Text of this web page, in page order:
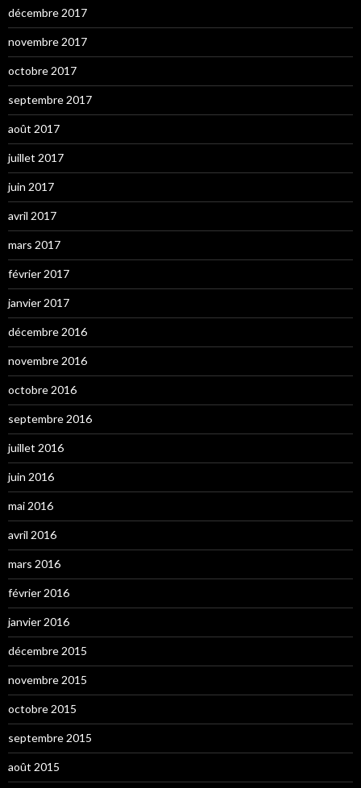
décembre 2017
novembre 2017
octobre 2017
septembre 2017
août 2017
juillet 2017
juin 2017
avril 2017
mars 2017
février 2017
janvier 2017
décembre 2016
novembre 2016
octobre 2016
septembre 2016
juillet 2016
juin 2016
mai 2016
avril 2016
mars 2016
février 2016
janvier 2016
décembre 2015
novembre 2015
octobre 2015
septembre 2015
août 2015